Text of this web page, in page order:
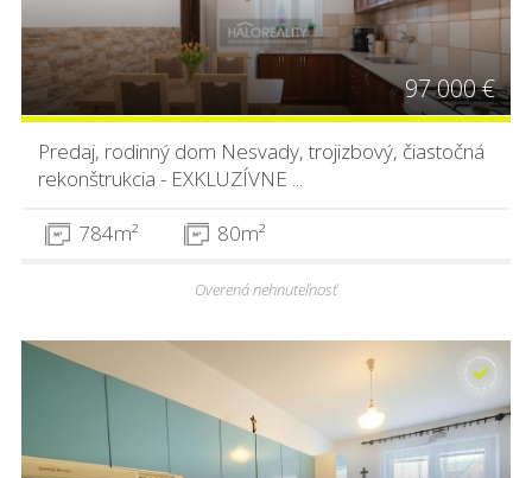
97 000 €
Predaj, rodinný dom Nesvady, trojizbový, čiastočná
rekonštrukcia - EXKLUZÍVNE ...
784m²
80m²
Overená nehnuteľnosť